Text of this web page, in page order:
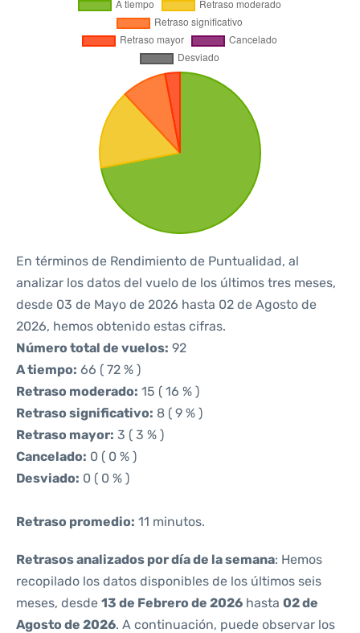
En términos de Rendimiento de Puntualidad, al
analizar los datos del vuelo de los últimos tres meses,
desde 03 de Mayo de 2026 hasta 02 de Agosto de
2026, hemos obtenido estas cifras.
Número total de vuelos: 92
A tiempo: 66 ( 72 % )
Retraso moderado: 15 ( 16 % )
Retraso significativo: 8 ( 9 % )
Retraso mayor: 3 ( 3 % )
Cancelado: 0 ( 0 % )
Desviado: 0 ( 0 % )
Retraso promedio: 11 minutos.
Retrasos analizados por día de la semana: Hemos
recopilado los datos disponibles de los últimos seis
meses, desde 13 de Febrero de 2026 hasta 02 de
Agosto de 2026. A continuación, puede observar los